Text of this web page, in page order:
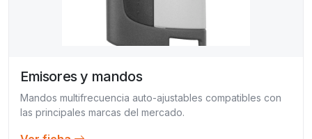
Emisores y mandos
Mandos multifrecuencia auto-ajustables compatibles con
las principales marcas del mercado.